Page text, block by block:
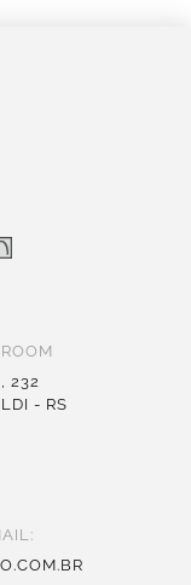
232
- RS